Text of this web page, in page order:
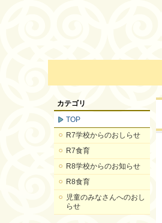
カテゴリ
TOP
R7学校からのおしらせ
R7食育
R8学校からのお知らせ
R8食育
児童のみなさんへのおし
らせ